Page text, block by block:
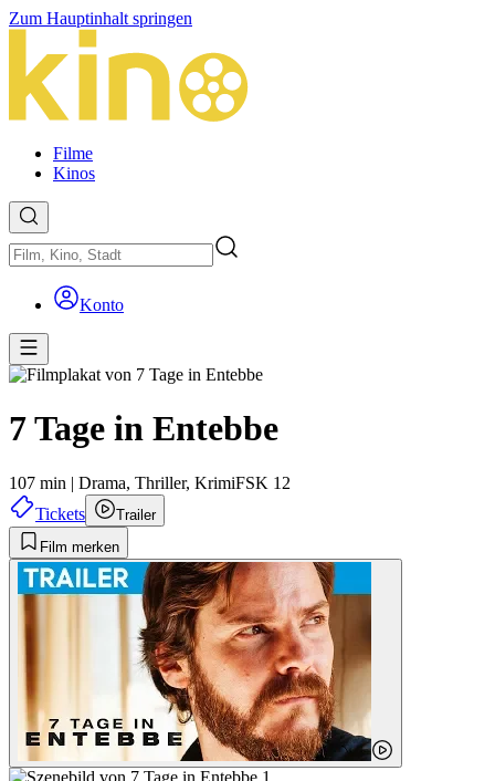
Zum Hauptinhalt springen
Filme
Kinos
Konto
7 Tage in Entebbe
107 min | Drama, Thriller, KrimiFSK 12
Tickets
Trailer
Film merken